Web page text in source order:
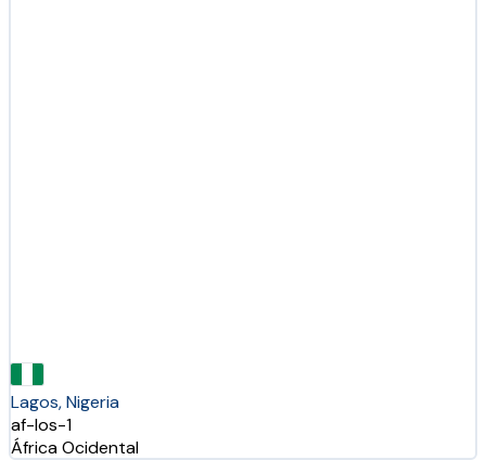
Lagos, Nigeria
af-los-1
África Ocidental